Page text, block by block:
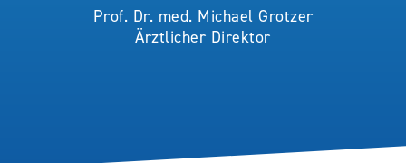
​Prof. Dr. med. Michael Grotzer
Ärztlicher Direktor